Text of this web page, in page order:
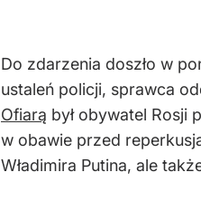
Do zdarzenia doszło w
ustaleń policji, sprawca
Ofiarą był obywatel Rosji
w obawie przed
Władimira Putina, ale